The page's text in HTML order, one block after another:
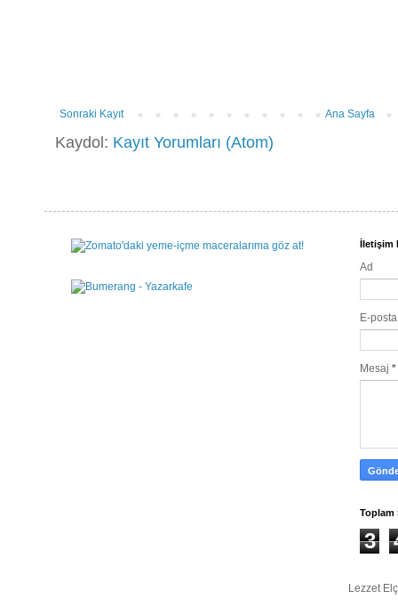
Sonraki Kayıt Ana Sayfa
Kaydol: Kayıt Yorumları (Atom)
İletişim
Ad
E-
Mesaj *
Toplam
3
Lezzet